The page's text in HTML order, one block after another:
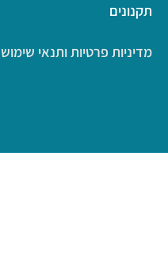
תקנונים
מדיניות פרטיות ותנאי שימוש